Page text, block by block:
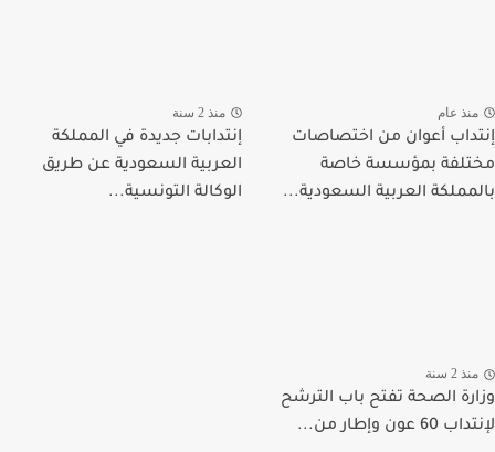
عام
أعوان من اختصاصات
بمؤسسة خاصة
العربية السعودية...
منذ 2 سنة
إنتدابات جديدة في المملكة
العربية السعودية عن طريق
الوكالة التونسية...
2 سنة
الصحة تفتح باب الترشح
عون وإطار من...